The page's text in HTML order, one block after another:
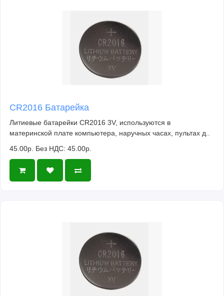
CR2016 Батарейка
Литиевые батарейки CR2016 3V, используются в
материнской плате компьютера, наручных часах, пультах д..
45.00р. Без НДС: 45.00р.